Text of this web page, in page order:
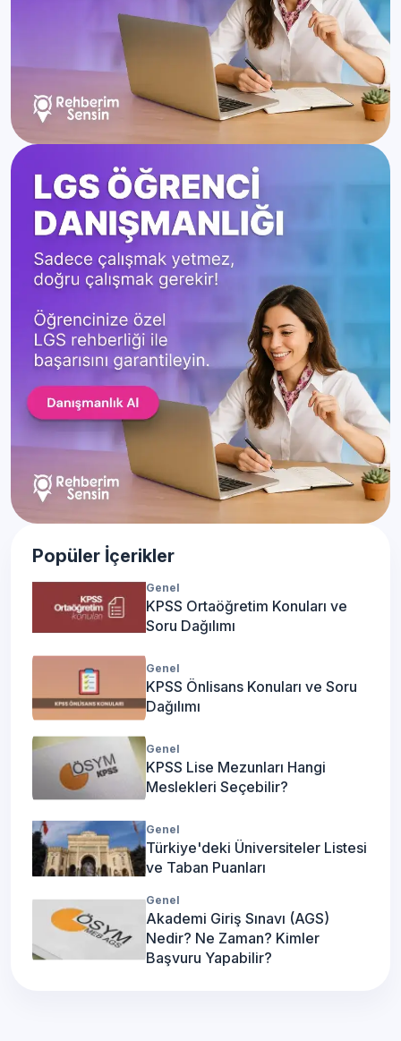
Popüler İçerikler
Genel
KPSS Ortaöğretim Konuları ve
Soru Dağılımı
Genel
KPSS Önlisans Konuları ve Soru
Dağılımı
Genel
KPSS Lise Mezunları Hangi
Meslekleri Seçebilir?
Genel
Türkiye'deki Üniversiteler Listesi
ve Taban Puanları
Genel
Akademi Giriş Sınavı (AGS)
Nedir? Ne Zaman? Kimler
Başvuru Yapabilir?